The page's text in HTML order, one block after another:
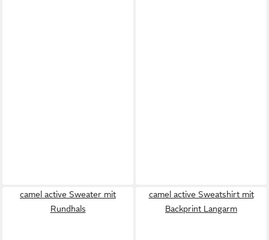
camel active Sweater mit
Rundhals
camel active Sweatshirt mit
Backprint Langarm